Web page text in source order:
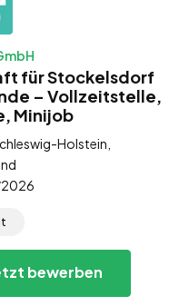
für Stockelsdorf
– Vollzeitstelle,
Minijob
Holstein,
bewerben